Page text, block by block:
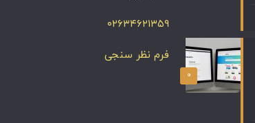
۰
۰۲۶۳۴۶۲۱۳۵۹
فرم نظر سنجی